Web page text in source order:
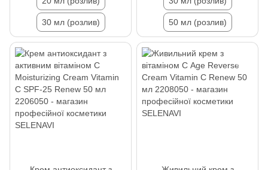
30 мл (розлив) 50 мл (розлив)